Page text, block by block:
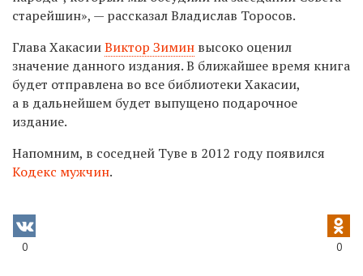
старейшин», — рассказал Владислав Торосов.
Глава ХакасииВиктор Зимин высоко оценил
значение данного издания. В ближайшее время книга
будет отправлена во все библиотеки Хакасии,
а в дальнейшем будет выпущено подарочное
издание.
Напомним, в соседней Туве в 2012 году появился
Кодекс мужчин.
0 0